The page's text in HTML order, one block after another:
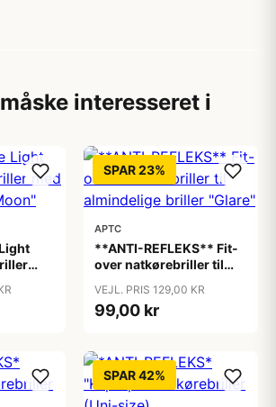
interesseret i
SPAR 23%
APTC
**ANTI-REFLEKS** Fit-
over natkørebriller til
"Glare"
VEJL. PRIS 129,00 KR
99,00 kr
SPAR 42%